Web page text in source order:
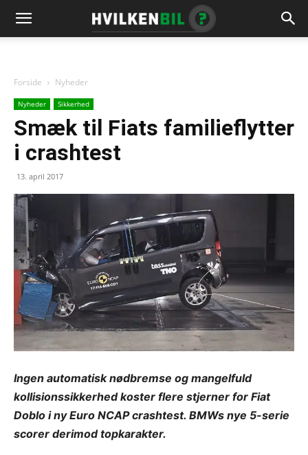
Forside Nyheder
Nyheder Sikkerhed
Smæk til Fiats familieflytter
i crashtest
13. april 2017
Ingen automatisk nødbremse og mangelfuld
kollisionssikkerhed koster flere stjerner for Fiat
Doblo i ny Euro NCAP crashtest. BMWs nye 5-serie
scorer derimod topkarakter.